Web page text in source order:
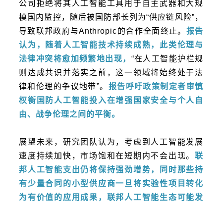
公司拒绝将其人工智能工具用于自主武器和大规
模国内监控，随后被国防部长列为“供应链风险”，
导致联邦政府与Anthropic的合作全面终止。 报告
认为，随着人工智能技术持续成熟，此类伦理与
法律冲突将愈加频繁地出现， “在人工智能护栏规
则达成共识并落实之前，这一领域将始终处于法
律和伦理的争议地带”。 报告呼吁政策制定者审慎
权衡国防人工智能投入在增强国家安全与个人自
由、战争伦理之间的平衡。
展望未来，研究团队认为，考虑到人工智能发展
速度持续加快，市场饱和在短期内不会出现。 联
邦人工智能支出仍将保持强劲增势，同时那些持
有少量合同的小型供应商一旦将实验性项目转化
为有价值的应用成果，联邦人工智能生态可能发